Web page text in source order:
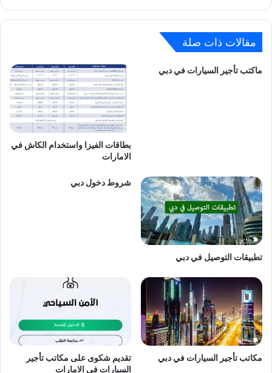
مقالات ذات صلة
ماكتب تأجير السيارات في دبي
بطاقات الفيزا واستخدام الكاش في
الامارات
تطبيقات التوصيل في دبي
شروط دخول دبي
مكاتب تأجير السيارات في دبي
تقديم شكوى على مكاتب تأجير
السيارات في الامارات